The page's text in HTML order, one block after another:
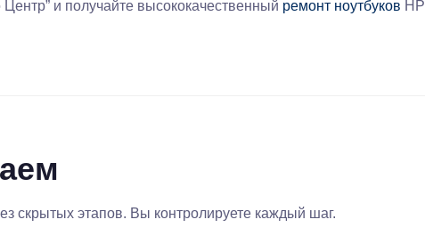
и получайте высококачественный ремонт ноутбуков HP
скрытых этапов. Вы контролируете каждый шаг.